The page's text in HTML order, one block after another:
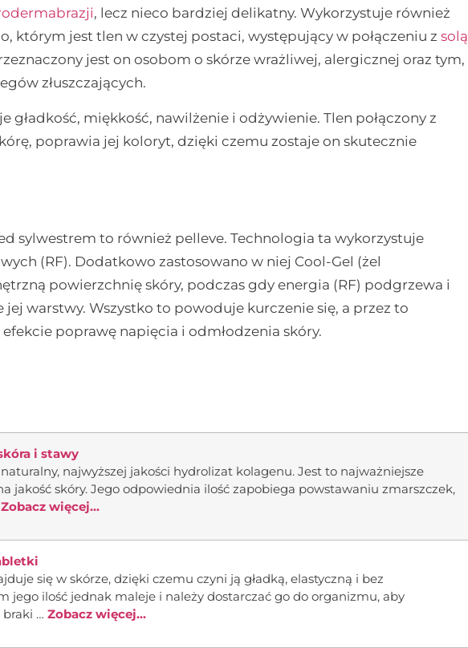
, lecz nieco bardziej delikatny. Wykorzystuje również
którym jest tlen w czystej postaci, występujący w połączeniu z solą
jest on osobom o skórze wrażliwej, alergicznej oraz tym,
złuszczających.
gładkość, miękkość, nawilżenie i odżywienie. Tlen połączony z
poprawia jej koloryt, dzięki czemu zostaje on skutecznie
sylwestrem to również pelleve. Technologia ta wykorzystuje
(RF). Dodatkowo zastosowano w niej Cool-Gel (żel
powierzchnię skóry, podczas gdy energia (RF) podgrzewa i
jej warstwy. Wszystko to powoduje kurczenie się, a przez to
efekcie poprawę napięcia i odmłodzenia skóry.
i stawy
najwyższej jakości hydrolizat kolagenu. Jest to najważniejsze
jakość skóry. Jego odpowiednia ilość zapobiega powstawaniu zmarszczek,
Zobacz więcej...
się w skórze, dzięki czemu czyni ją gładką, elastyczną i bez
jego ilość jednak maleje i należy dostarczać go do organizmu, aby
braki … Zobacz więcej...